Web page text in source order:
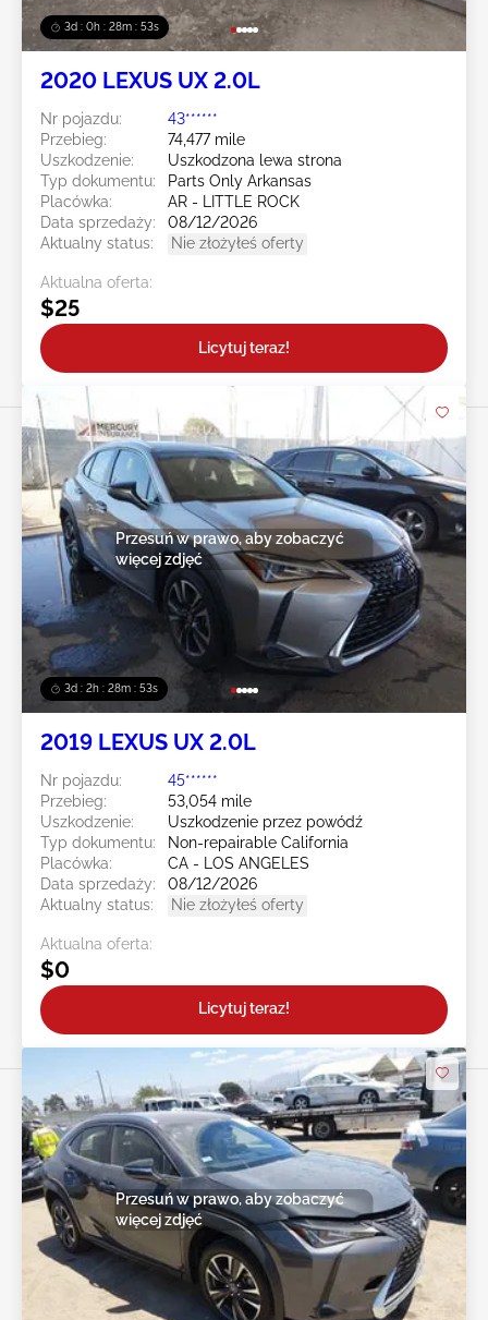
3d : 0h : 28m : 50s
2020 LEXUS UX 2.0L
Nr pojazdu:
43******
Przebieg:
74,477 mile
Uszkodzenie:
Uszkodzona lewa strona
Typ dokumentu:
Parts Only Arkansas
Placówka:
AR - LITTLE ROCK
Data sprzedaży:
08/12/2026
Aktualny status:
Nie złożyłeś oferty
Aktualna oferta:
$25
Licytuj teraz!
3d : 2h : 28m : 50s
Przesuń w prawo, aby zobaczyć
więcej zdjęć
2019 LEXUS UX 2.0L
Nr pojazdu:
45******
Przebieg:
53,054 mile
Uszkodzenie:
Uszkodzenie przez powódź
Typ dokumentu:
Non-repairable California
Placówka:
CA - LOS ANGELES
Data sprzedaży:
08/12/2026
Aktualny status:
Nie złożyłeś oferty
Aktualna oferta:
$0
Licytuj teraz!
Przesuń w prawo, aby zobaczyć
więcej zdjęć